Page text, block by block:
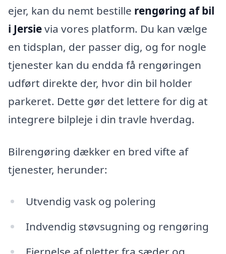
ejer, kan du nemt bestille rengøring af bil
i Jersievia vores platform. Du kan vælge
en tidsplan, der passer dig, og for nogle
tjenester kan du endda få rengøringen
udført direkte der, hvor din bil holder
parkeret. Dette gør det lettere for dig at
integrere bilpleje i din travle hverdag.
Bilrengøring dækker en bred vifte af
tjenester, herunder:
Utvendig vask og polering
Indvendig støvsugning og rengøring